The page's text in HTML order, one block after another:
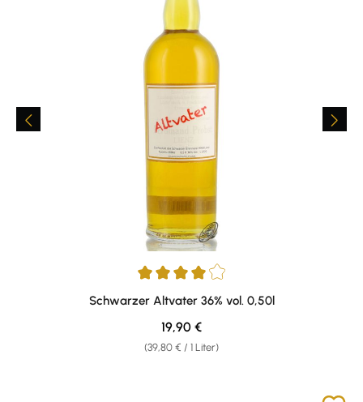
Durchschnittliche Bewertung von 4 von 5 Sternen
Schwarzer Altvater 36% vol. 0,50l
(39,80 € / 1 Liter)
Regulärer Preis:
19,90 €